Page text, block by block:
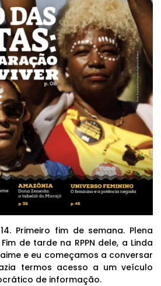
Primeiro fim de semana. Plena
de tarde na RPPN dele, a Linda
e eu começamos a conversar
termos acesso a um veículo
de informação.